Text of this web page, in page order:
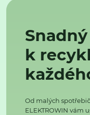
k
Od malých
ELEKTROWIN vám